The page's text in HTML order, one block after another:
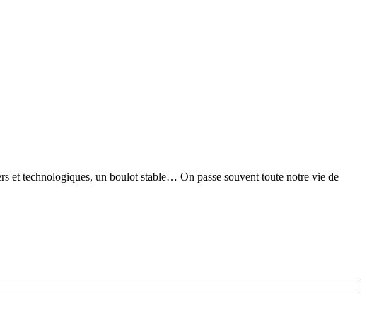
et technologiques, un boulot stable… On passe souvent toute notre vie de